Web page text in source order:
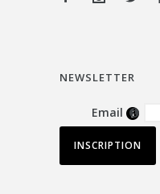
NEWSLETTER
Email